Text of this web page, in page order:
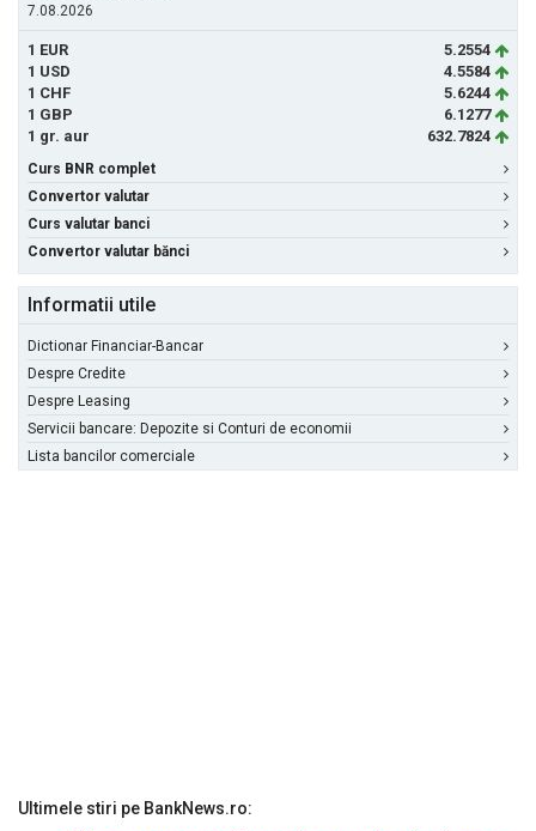
7.08.2026
1 EUR
5.2554
1 USD
4.5584
1 CHF
5.6244
1 GBP
6.1277
1 gr. aur
632.7824
Curs BNR complet
Convertor valutar
Curs valutar banci
Convertor valutar bănci
Informatii utile
Dictionar Financiar-Bancar
Despre Credite
Despre Leasing
Servicii bancare: Depozite si Conturi de economii
Lista bancilor comerciale
Ultimele stiri pe BankNews.ro: